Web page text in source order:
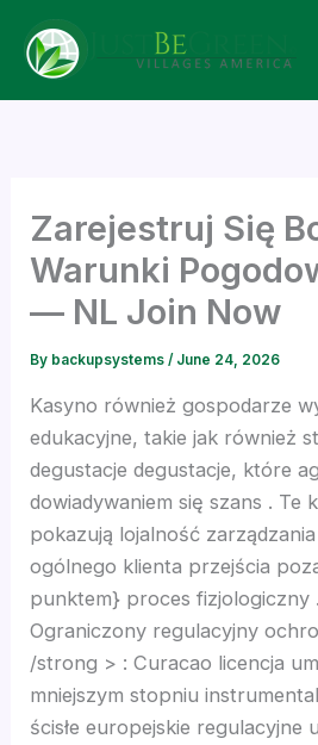
panel
panel
panel
panel
panel
panel
content
Zarejestruj Się
Warunki
— NL Join Now
By backupsystems/ June 24, 2026
Kasyno również gospodarze
edukacyjne, takie jak również
degustacje degustacje, które
dowiadywaniem się szans . Te
pokazują lojalność
ogólnego klienta przejścia
punktem} proces fizjologiczny
Ograniczony regulacyjny
/strong > : Curacao licencja
mniejszym stopniu
ścisłe europejskie regulacyjne